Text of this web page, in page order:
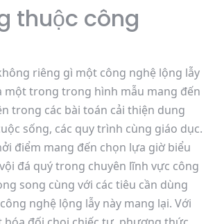
thuộc công
riêng gì một công nghệ lộng lẫy
một trong trong hình mẫu mang đến
trong các bài toán cải thiện dung
sống, các quy trình cùng giáo dục.
điểm mang đến chọn lựa giờ biểu
đá quý trong chuyên lĩnh vực công
song cùng với các tiêu cần dùng
nghệ lộng lẫy này mang lại. Với